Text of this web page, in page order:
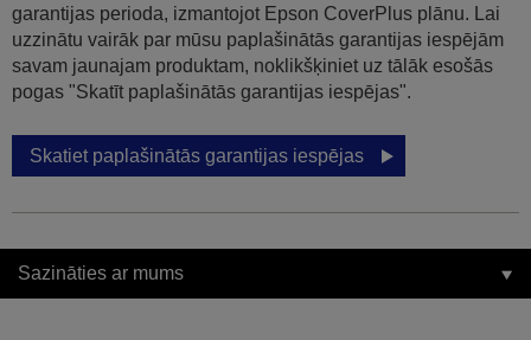
garantijas perioda, izmantojot Epson CoverPlus plānu. Lai
uzzinātu vairāk par mūsu paplašinātās garantijas iespējām
savam jaunajam produktam, noklikšķiniet uz tālāk esošās
pogas "Skatīt paplašinātās garantijas iespējas".
Skatiet paplašinātās garantijas iespējas
Sazināties ar mums